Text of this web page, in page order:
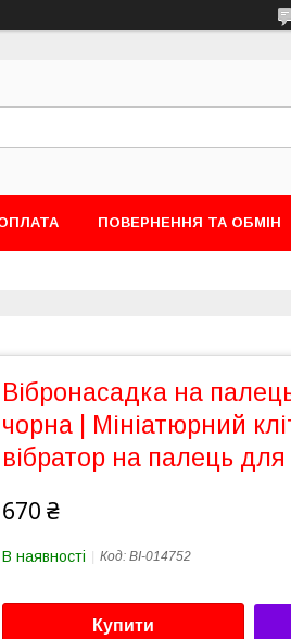
ПОВЕРНЕННЯ ТА ОБМІН
Вібронасадка на
чорна | Мініатюрний
вібратор на палець
670 ₴
В наявності Код: BI-014752
Купити